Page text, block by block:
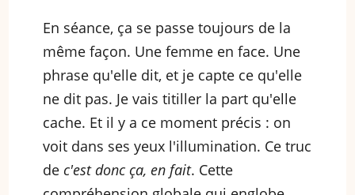
En séance, ça se passe toujours de la
même façon. Une femme en face. Une
phrase qu'elle dit, et je capte ce qu'elle
ne dit pas. Je vais titiller la part qu'elle
cache. Et il y a ce moment précis : on
voit dans ses yeux l'illumination. Ce truc
de c'est donc ça, en fait. Cette